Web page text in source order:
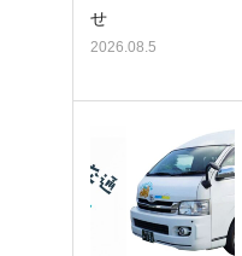
せ
2026.08.5